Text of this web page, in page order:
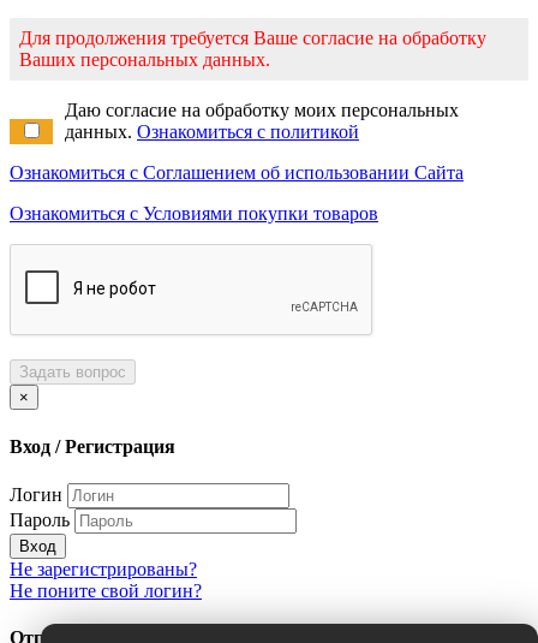
Для продолжения требуется Ваше согласие на обработку
Ваших персональных данных.
Даю согласие на обработку моих персональных
данных. Ознакомиться с политикой
Ознакомиться с Соглашением об использовании Сайта
Ознакомиться с Условиями покупки товаров
Задать вопрос
×
Вход / Регистрация
Логин
Пароль
Вход
Не зарегистрированы?
Не поните свой логин?
Отправить сообщение об ошибке?